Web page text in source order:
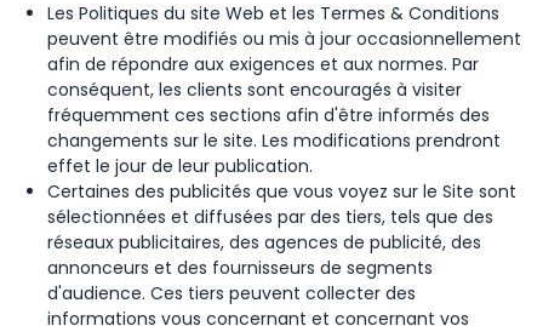
Les Politiques du site Web et les Termes & Conditions
peuvent être modifiés ou mis à jour occasionnellement
afin de répondre aux exigences et aux normes. Par
conséquent, les clients sont encouragés à visiter
fréquemment ces sections afin d'être informés des
changements sur le site. Les modifications prendront
effet le jour de leur publication.
Certaines des publicités que vous voyez sur le Site sont
sélectionnées et diffusées par des tiers, tels que des
réseaux publicitaires, des agences de publicité, des
annonceurs et des fournisseurs de segments
d'audience. Ces tiers peuvent collecter des
informations vous concernant et concernant vos